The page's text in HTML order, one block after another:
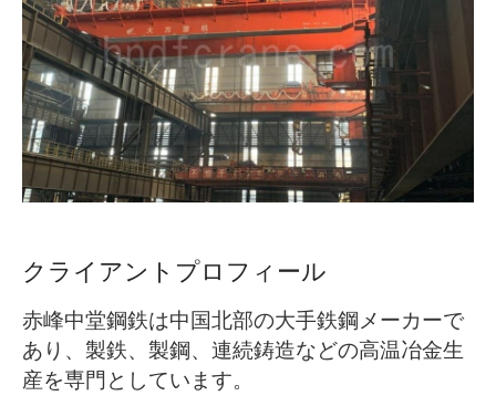
クライアントプロフィール
赤峰中堂鋼鉄は中国北部の大手鉄鋼メーカーで
あり、製鉄、製鋼、連続鋳造などの高温冶金生
産を専門としています。
Norsk
O‘zbekcha